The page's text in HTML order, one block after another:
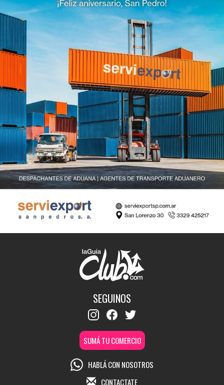
SEGUINOS
SUMÁ TU COMERCIO
HABLÁ CON NOSOTROS
CONTACTATE